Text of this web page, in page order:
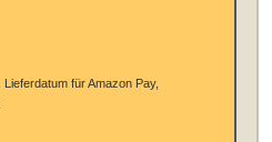
Lieferdatum für Amazon Pay,